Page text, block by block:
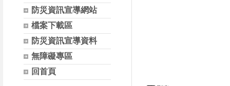
防災資訊宣導網站
檔案下載區
防災資訊宣導資料
無障礙專區
回首頁